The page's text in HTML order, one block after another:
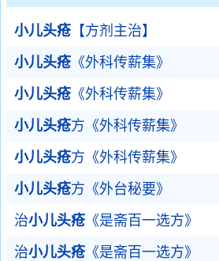
小儿头疮【方剂主治】
小儿头疮《外科传薪集》
小儿头疮《外科传薪集》
小儿头疮方《外科传薪集》
小儿头疮方《外科传薪集》
小儿头疮方《外台秘要》
治小儿头疮《是斋百一选方》
治小儿头疮《是斋百一选方》